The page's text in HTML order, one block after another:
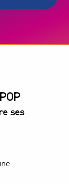
ses